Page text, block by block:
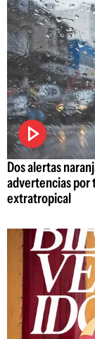
Dos alertas
advertencias por
extratropical